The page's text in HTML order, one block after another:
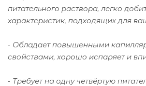
питательного раствора, легко
характеристик, подходящих для
- Обладает повышенными
свойствами, хорошо испаряет и
- Требует на одну четвёртую